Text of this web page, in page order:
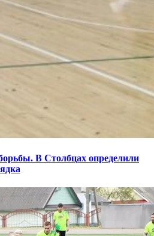
В Столбцах определили